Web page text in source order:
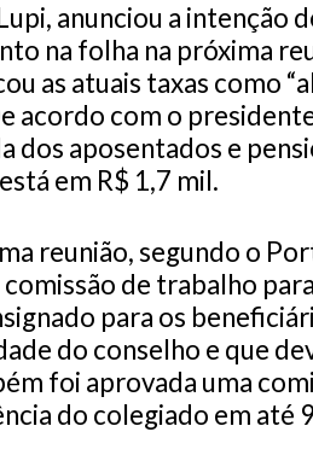
anunciou a intenção
na folha na próxima
as atuais taxas como
acordo com o
dos aposentados e
em R$ 1,7 mil.
reunião, segundo o
de trabalho
para os
do conselho e que
foi aprovada uma
do colegiado em até